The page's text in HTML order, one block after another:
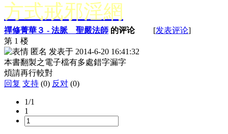
方式戒邪淫網
禪修菁華３ - 法脈 聖嚴法師 的评论[发表评论]
第 1 楼
匿名 发表于 2014-6-20 16:41:32
本書翻製之電子檔有多處錯字漏字
煩請再行較對
回复 支持 (0) 反对 (0)
1/1
1